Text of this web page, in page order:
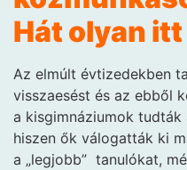
Hát olyan
Az elmúlt évtizedekben
visszaesést és az ebből
a kisgimnáziumok tudták
hiszen ők válogatták ki
a „legjobb” tanulókat,